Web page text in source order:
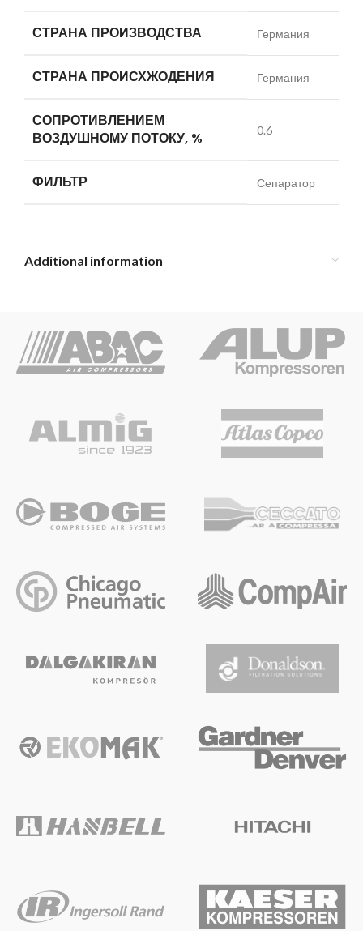
СТРАНА ПРОИЗВОДСТВА Германия
СТРАНА ПРОИСХЖОДЕНИЯ Германия
СОПРОТИВЛЕНИЕМ
ВОЗДУШНОМУ ПОТОКУ, %
0.6
ФИЛЬТР Сепаратор
Additional information